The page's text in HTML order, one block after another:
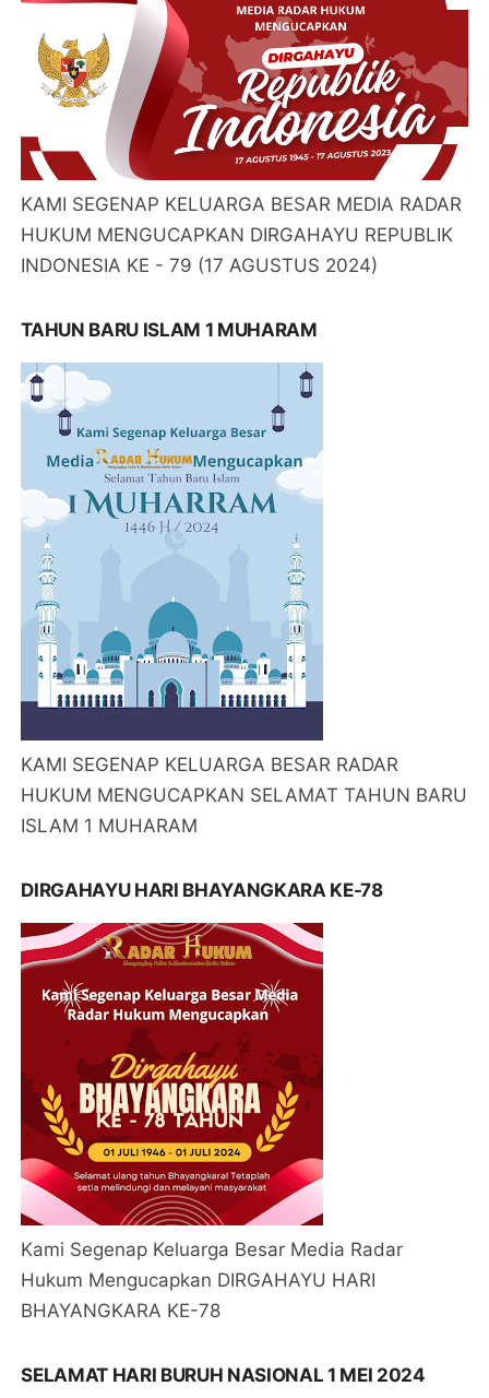
KAMI SEGENAP KELUARGA BESAR MEDIA RADAR
HUKUM MENGUCAPKAN DIRGAHAYU REPUBLIK
INDONESIA KE - 79 (17 AGUSTUS 2024)
TAHUN BARU ISLAM 1 MUHARAM
KAMI SEGENAP KELUARGA BESAR RADAR
HUKUM MENGUCAPKAN SELAMAT TAHUN BARU
ISLAM 1 MUHARAM
DIRGAHAYU HARI BHAYANGKARA KE-78
Kami Segenap Keluarga Besar Media Radar
Hukum Mengucapkan DIRGAHAYU HARI
BHAYANGKARA KE-78
SELAMAT HARI BURUH NASIONAL 1 MEI 2024